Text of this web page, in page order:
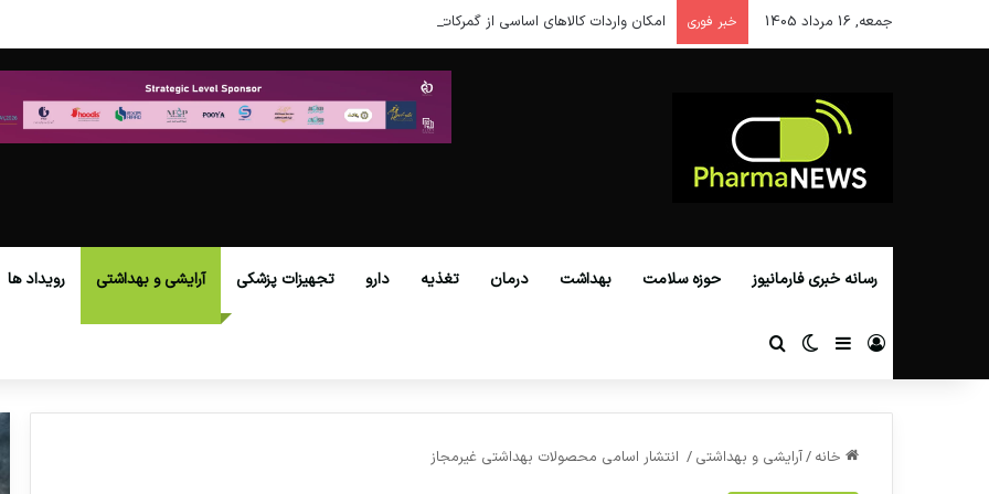
جمعه, 16 مرداد 1405 خبر فوری امکان واردات کالاهای اساسی از گمرکات همه استان‌ها فراهم شد.
رسانه خبری فارمانیوز حوزه سلامت بهداشت درمان تغذیه دارو تجهیزات پزشکی آرایشی و بهداشتی رویداد ها
ورود سایدبارتغییر پوسته
خانه /آرایشی و بهداشتی / انتشار اسامی محصولات بهداشتی غیرمجاز